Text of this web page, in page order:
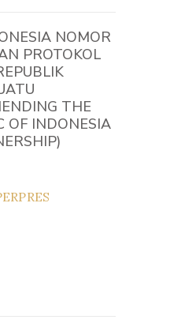
NOMOR
PROTOKOL
THE
OF INDONESIA